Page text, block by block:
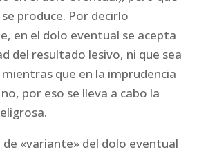
produce. Por decirlo
en el dolo eventual se acepta
del resultado lesivo, ni que sea
que en la imprudencia
por eso se lleva a cabo la
de «variante» del dolo eventual